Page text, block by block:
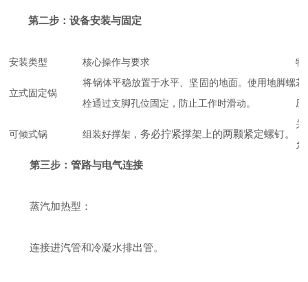
第二步：设备安装与固定
安装类型 核心操作与要求 特
立式固定锅
将锅体平稳放置于水平、坚固的地面。使用地脚螺
栓通过支脚孔位固定，防止工作时滑动。
若
压
可倾式锅 组装好撑架，务必拧紧撑架上的两颗紧定螺钉。
关
第三步：管路与电气连接
蒸汽加热型：
连接进汽管和冷凝水排出管。